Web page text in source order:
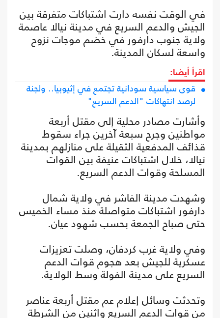
في الوقت نفسه دارت اشتباكات متفرقة بين
الجيش والدعم السريع في مدينة نيالا عاصمة
ولاية جنوب دارفور في خضم موجات نزوح
واسعة لسكان المدينة.
اقرأ أيضا:
قوى سياسية سودانية تجتمع في إثيوبيا.. ولجنة
لرصد انتهاكات "الدعم السريع"
وأشارت مصادر محلية إلى مقتل أربعة
مواطنين وجرح سبعة آخرين جراء سقوط
قذائف المدفعية الثقيلة على منازلهم بمدينة
نيالا، خلال اشتباكات عنيفة بين القوات
المسلحة وقوات الدعم السريع.
وشهدت مدينة الفاشر في ولاية شمال
دارفور اشتباكات متواصلة منذ مساء الخميس
حتى صباح الجمعة بحسب شهود عيان.
‏وفي ولاية غرب كردفان، وصلت تعزيزات
عسكرية للجيش بعد هجوم قوات الدعم
السريع على مدينة الفولة وسط الولاية.
وتحدثت وسائل إعلام عم مقتل أربعة عناصر
من قوات الدعم السريع واثنين من الشرطة